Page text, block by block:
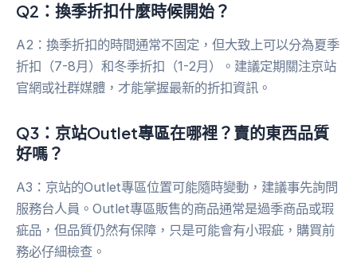
Q2：換季折扣什麼時候開始？
A2：換季折扣的時間通常不固定，但大致上可以分為夏季
折扣（7-8月）和冬季折扣（1-2月）。建議定期關注京站
官網或社群媒體，才能掌握最新的折扣資訊。
Q3：京站Outlet專區在哪裡？賣的東西品質
好嗎？
A3：京站的Outlet專區位置可能隨時變動，建議事先詢問
服務台人員。Outlet專區販售的商品通常是過季商品或瑕
疵品，但品質仍然有保障，只是可能會有小瑕疵，購買前
務必仔細檢查。